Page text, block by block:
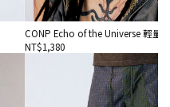
CONP Echo of the Universe 輕量
NT$1,380